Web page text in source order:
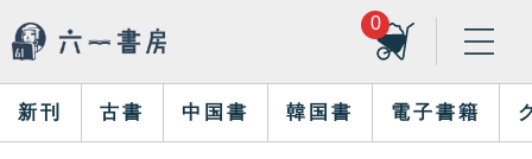
0
新刊 古書 中国書 韓国書 電子書籍